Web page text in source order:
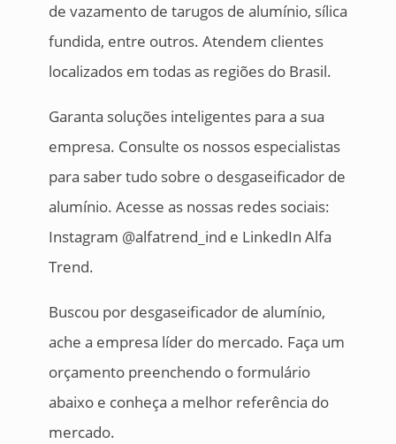
de vazamento de tarugos de alumínio, sílica
fundida, entre outros. Atendem clientes
localizados em todas as regiões do Brasil.
Garanta soluções inteligentes para a sua
empresa. Consulte os nossos especialistas
para saber tudo sobre o desgaseificador de
alumínio. Acesse as nossas redes sociais:
Instagram @alfatrend_ind e LinkedIn Alfa
Trend.
Buscou por desgaseificador de alumínio,
ache a empresa líder do mercado. Faça um
orçamento preenchendo o formulário
abaixo e conheça a melhor referência do
mercado.